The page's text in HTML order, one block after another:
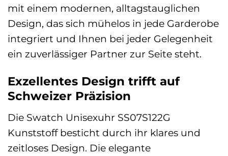
mit einem modernen, alltagstauglichen
Design, das sich mühelos in jede Garderobe
integriert und Ihnen bei jeder Gelegenheit
ein zuverlässiger Partner zur Seite steht.
Exzellentes Design trifft auf
Schweizer Präzision
Die Swatch Unisexuhr SS07S122G
Kunststoff besticht durch ihr klares und
zeitloses Design. Die elegante